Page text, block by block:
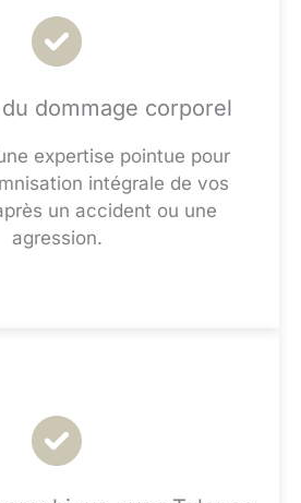
dommage corporel
expertise pointue pour
intégrale de vos
un accident ou une
agression.